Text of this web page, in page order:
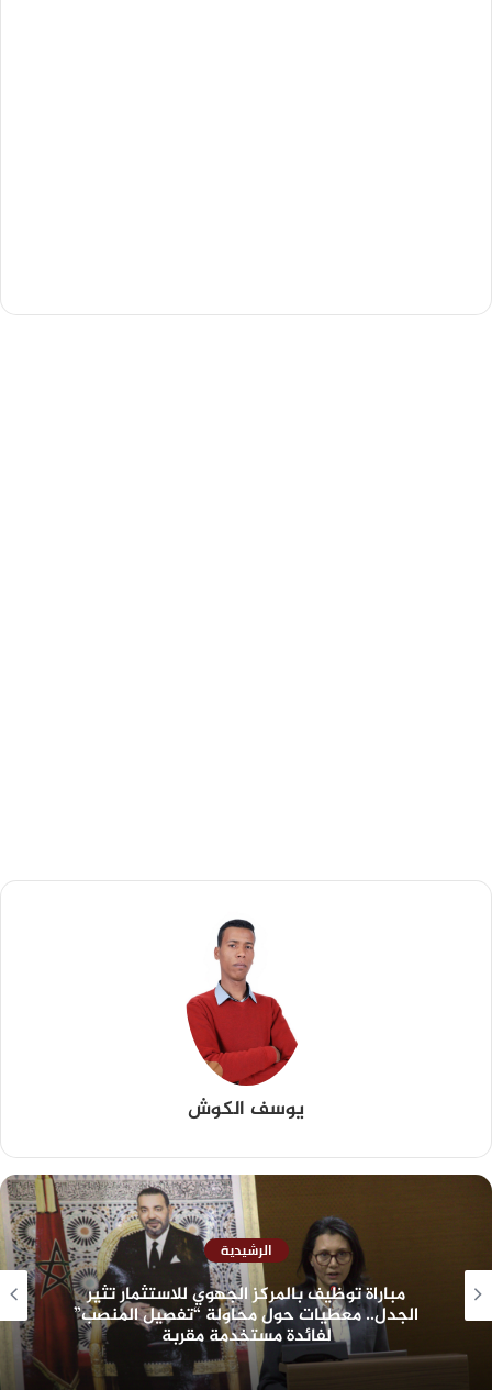
يوسف الكوش
الرشيدية
مباراة توظيف بالمركز الجهوي للاستثمار تثير
الجدل.. معطيات حول محاولة “تفصيل المنصب”
لفائدة مستخدمة مقربة